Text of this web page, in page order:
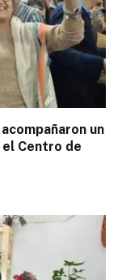
un
Centro de